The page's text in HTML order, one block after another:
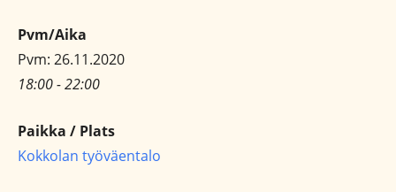
Pvm/Aika
Pvm: 26.11.2020
18:00 - 22:00
Paikka / Plats
Kokkolan työväentalo